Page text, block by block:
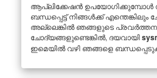
ആപ്ലിക്കേഷൻ
ബന്ധപ്പെട്ട് നിങ്ങൾക്ക് എന്തെങ്കിലും
അല്ലെങ്കിൽ ഞങ്ങളുടെ
ചോദ്യങ്ങളുണ്ടെങ്കിൽ, ദയവായി
ഇമെയിൽ വഴി ഞങ്ങളെ